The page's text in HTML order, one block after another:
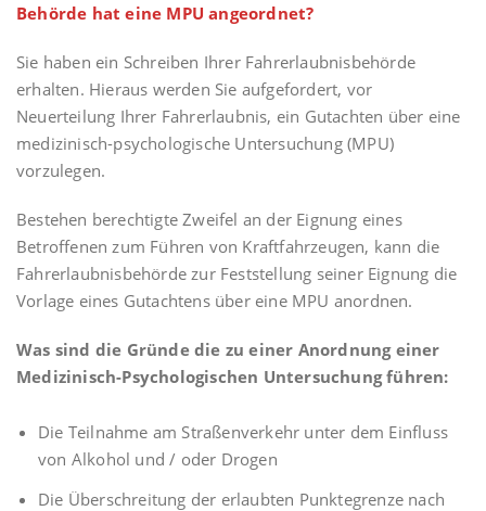
G
N
Behörde hat eine MPU angeordnet?
Sie haben ein Schreiben Ihrer Fahrerlaubnisbehörde
erhalten. Hieraus werden Sie aufgefordert, vor
Neuerteilung Ihrer Fahrerlaubnis, ein Gutachten über eine
medizinisch-psychologische Untersuchung (MPU)
vorzulegen.
Bestehen berechtigte Zweifel an der Eignung eines
Betroffenen zum Führen von Kraftfahrzeugen, kann die
Fahrerlaubnisbehörde zur Feststellung seiner Eignung die
Vorlage eines Gutachtens über eine MPU anordnen.
Was sind die Gründe die zu einer Anordnung einer
Medizinisch-Psychologischen Untersuchung führen:
Die Teilnahme am Straßenverkehr unter dem Einfluss
von Alkohol und / oder Drogen
Die Überschreitung der erlaubten Punktegrenze nach